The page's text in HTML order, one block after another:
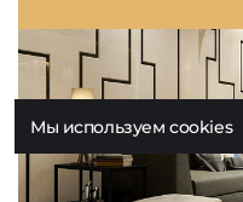
Мы используем cookies